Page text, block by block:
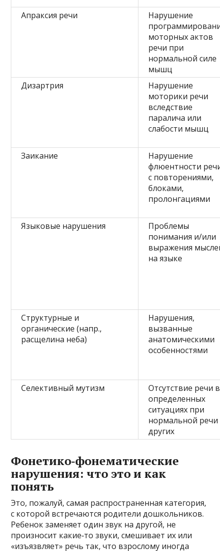
Апраксия речи
Нарушение
моторных актов
речи при
нормальной силе
мышц
Дизартрия
Нарушение
моторики речи
вследствие
паралича или
слабости мышц
Заикание
Нарушение
флюентности
с повторениями,
блоками,
пролонгациями
Языковые нарушения
Проблемы
понимания и/или
выражения
на языке
Структурные и
органические (напр.,
расщелина неба)
Нарушения,
вызванные
анатомическими
особенностями
Селективный мутизм
Отсутствие речи в
определенных
ситуациях при
нормальной речи
других
Фонетико‑фонематические
нарушения: что это и как
понять
Это, пожалуй, самая распространенная категория,
с которой встречаются родители дошкольников.
Ребенок заменяет один звук на другой, не
произносит какие‑то звуки, смешивает их или
«изъязвляет» речь так, что взрослому иногда